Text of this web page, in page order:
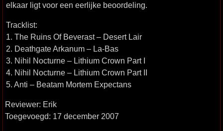
elkaar ligt voor een eerlijke beoordeling.
Tracklist:
1. The Ruins Of Beverast – Desert Lair
2. Deathgate Arkanum – La-Bas
3. Nihil Nocturne – Lithium Crown Part I
4. Nihil Nocturne – Lithium Crown Part II
5. Anti – Beatam Mortem Expectans
Reviewer: Erik
Toegevoegd: 17 december 2007